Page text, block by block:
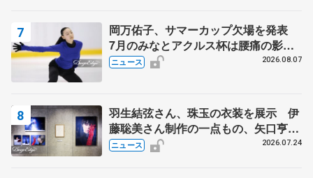
岡万佑子、サマーカップ欠場を発表
7月のみなとアクルス杯は腰痛の影響
で
ニュース 2026.08.07
羽生結弦さん、珠玉の衣装を展示 伊
藤聡美さん制作の一点もの、矢口亨さ
んが撮影
ニュース 2026.07.24